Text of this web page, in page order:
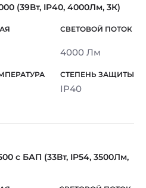
(39Вт, IP40, 4000Лм, 3К)
4000 Лм
IP40
c БАП (33Вт, IP54, 3500Лм,